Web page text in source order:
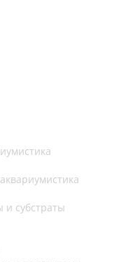
и субстраты